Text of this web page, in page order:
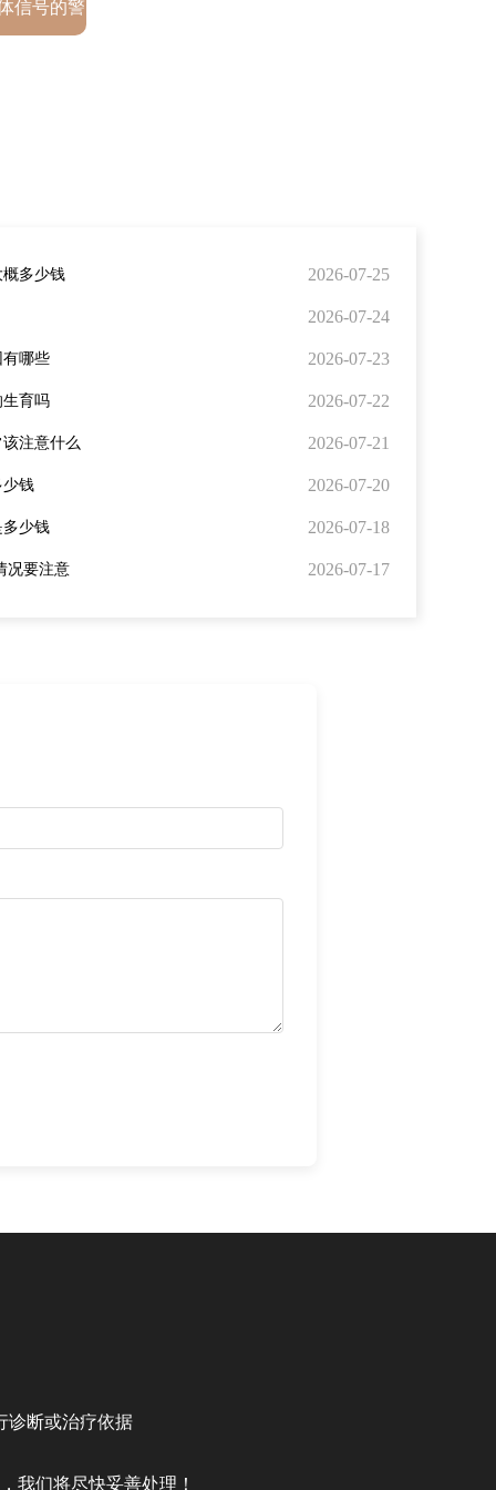
信号的警
多少钱 2026-07-25
2026-07-24
哪些 2026-07-23
育吗 2026-07-22
注意什么 2026-07-21
少钱 2026-07-20
少钱 2026-07-18
况要注意 2026-07-17
诊断或治疗依据
我们将尽快妥善处理！